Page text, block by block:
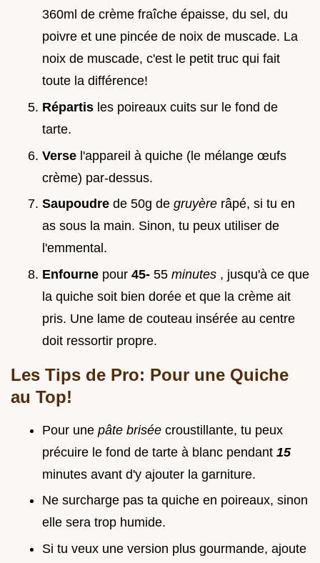
360ml de crème fraîche épaisse, du sel, du
poivre et une pincée de noix de muscade. La
noix de muscade, c'est le petit truc qui fait
toute la différence!
Répartis les poireaux cuits sur le fond de
tarte.
Verse l'appareil à quiche (le mélange œufs
crème) par-dessus.
Saupoudre de 50g de gruyère râpé, si tu en
as sous la main. Sinon, tu peux utiliser de
l'emmental.
Enfourne pour 45- 55 minutes , jusqu'à ce que
la quiche soit bien dorée et que la crème ait
pris. Une lame de couteau insérée au centre
doit ressortir propre.
Les Tips de Pro: Pour une Quiche
au Top!
Pour une pâte brisée croustillante, tu peux
précuire le fond de tarte à blanc pendant 15
minutes avant d'y ajouter la garniture.
Ne surcharge pas ta quiche en poireaux, sinon
elle sera trop humide.
Si tu veux une version plus gourmande, ajoute